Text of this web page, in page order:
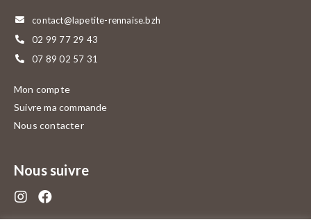
contact@lapetite-rennaise.bzh
02 99 77 29 43
07 89 02 57 31
Mon compte
Suivre ma commande
Nous contacter
Nous suivre